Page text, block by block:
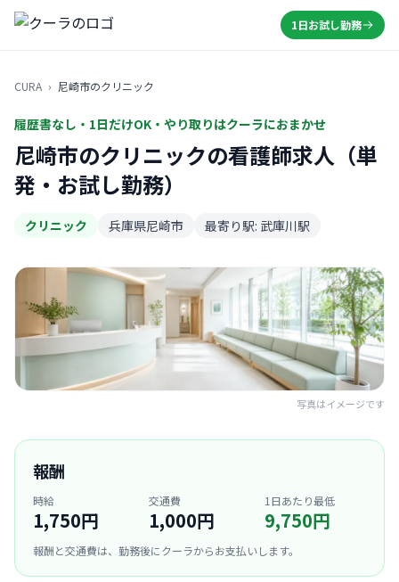
1日お試し勤務
CURA › 尼崎市のクリニック
履歴書なし・1日だけOK・やり取りはクーラにおまかせ
尼崎市のクリニックの看護師求人（単
発・お試し勤務）
クリニック 兵庫県尼崎市 最寄り駅: 武庫川駅
写真はイメージです
報酬
時給
1,750円
交通費
1,000円
1日あたり最低
9,750円
報酬と交通費は、勤務後にクーラからお支払いします。